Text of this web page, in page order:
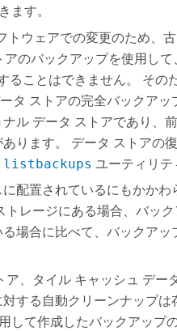
ます。
トウェアでの変更のため、
のバックアップを使用し
ることはできません。 そのた
タ ストアの完全バックアッ
ル データ ストアであり、
ります。 データ ストアの
listbackups ユーティリテ
配置されているにもかかわ
トレージにある場合、バッ
場合に比べて、バックアッ
、タイル キャッシュ デー
する自動クリーンナップは
して作成したバックアップ